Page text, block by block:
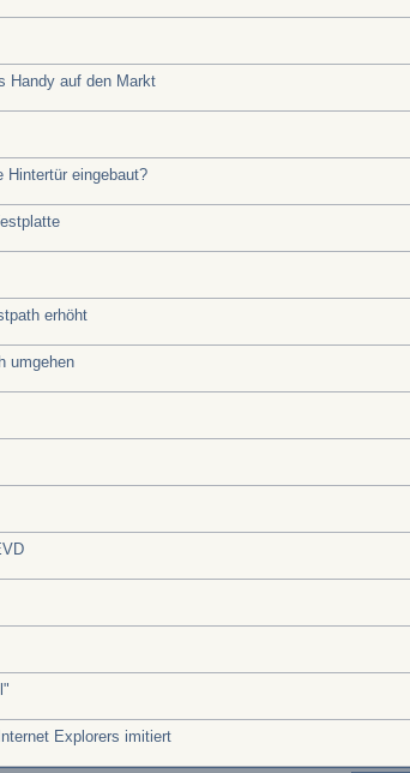
Handy auf den Markt
Hintertür eingebaut?
erhöht
umgehen
Explorers imitiert